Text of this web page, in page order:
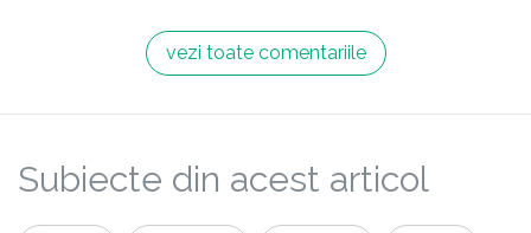
vezi toate comentariile
Subiecte din acest articol